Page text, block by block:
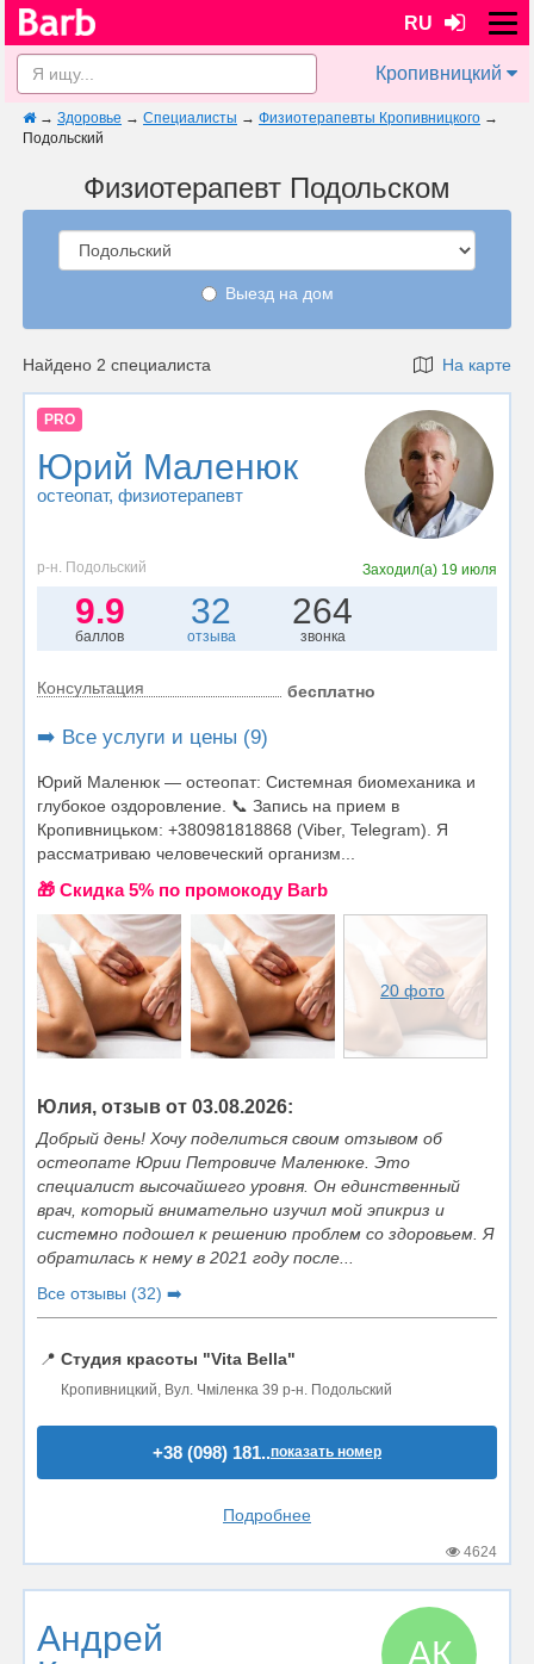
RU
Кропивницкий
→ Здоровье → Специалисты → Физиотерапевты Кропивницкого →
Подольский
Физиотерапевт Подольском
Выезд на дом
Найдено 2 специалиста На карте
PRO
Юрий Маленюк
остеопат, физиотерапевт
р-н. Подольский Заходил(а) 19 июля
9.9
баллов
32
отзыва
264
звонка
Консультация бесплатно
➡️ Все услуги и цены (9)
Юрий Маленюк — остеопат: Системная биомеханика и
глубокое оздоровление. 📞 Запись на прием в
Кропивницьком: +380981818868 (Viber, Telegram). Я
рассматриваю человеческий организм...
🎁 Cкидка 5% по промокоду Barb
20 фото
Юлия, отзыв от 03.08.2026:
Добрый день! Хочу поделиться своим отзывом об
остеопате Юрии Петровиче Маленюке. Это
специалист высочайшего уровня. Он единственный
врач, который внимательно изучил мой эпикриз и
системно подошел к решению проблем со здоровьем. Я
обратилась к нему в 2021 году после...
Все отзывы (32) ➡️
📍 Студия красоты "Vita Bella"
Кропивницкий, Вул. Чміленка 39 р-н. Подольский
+38 (098) 181..показать номер
Подробнее
4624
Андрей
АК